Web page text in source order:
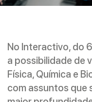
No Interactivo, do
a possibilidade de
Física, Química e
com assuntos que